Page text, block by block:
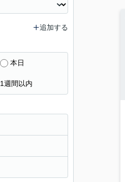
追加する
本日
1週間以内